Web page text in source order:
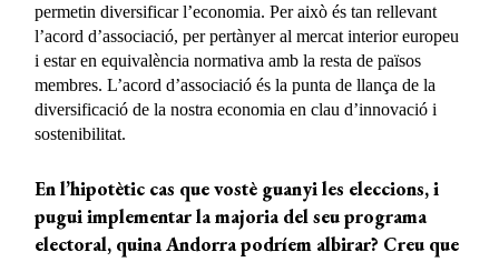
permetin diversificar l’economia. Per això és tan rellevant
l’acord d’associació, per pertànyer al mercat interior europeu
i estar en equivalència normativa amb la resta de països
membres. L’acord d’associació és la punta de llança de la
diversificació de la nostra economia en clau d’innovació i
sostenibilitat.
En l’hipotètic cas que vostè guanyi les eleccions, i
pugui implementar la majoria del seu programa
electoral, quina Andorra podríem albirar? Creu que